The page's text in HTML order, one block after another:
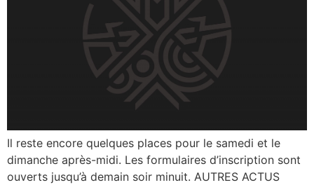
Il reste encore quelques places pour le samedi et le
dimanche après-midi. Les formulaires d’inscription sont
ouverts jusqu’à demain soir minuit. AUTRES ACTUS